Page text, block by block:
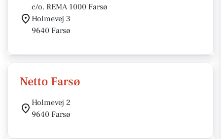
c/o. REMA 1000 Farsø
Holmevej 3
9640 Farsø
Netto Farsø
Holmevej 2
9640 Farsø